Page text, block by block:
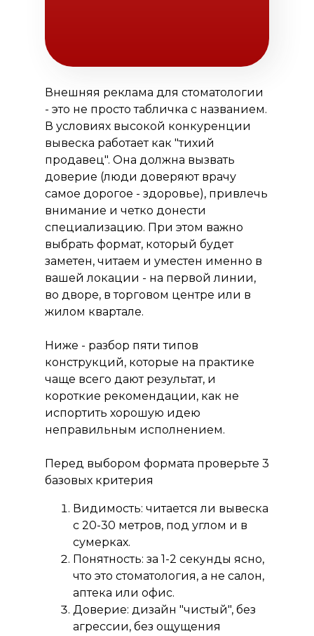
+7 (495) 983 59-97
г. Москва, ул. Смирновская, 25с7;
Лыткарино, ул. Парковая, 1с5
18:00, сб-вс: офис
удаленно
sales@rstolica.ru
Способы оплаты
Внешняя реклама для стоматологии
- это не просто табличка с названием.
В условиях высокой конкуренции
вывеска работает как "тихий
продавец". Она должна вызвать
доверие (люди доверяют врачу
самое дорогое - здоровье), привлечь
внимание и четко донести
специализацию. При этом важно
выбрать формат, который будет
заметен, читаем и уместен именно в
вашей локации - на первой линии,
во дворе, в торговом центре или в
жилом квартале.
Ниже - разбор пяти типов
конструкций, которые на практике
чаще всего дают результат, и
короткие рекомендации, как не
испортить хорошую идею
неправильным исполнением.
Перед выбором формата проверьте 3
базовых критерия
Видимость: читается ли вывеска
с 20-30 метров, под углом и в
сумерках.
Понятность: за 1-2 секунды ясно,
что это стоматология, а не салон,
аптека или офис.
Доверие: дизайн "чистый", без
агрессии, без ощущения